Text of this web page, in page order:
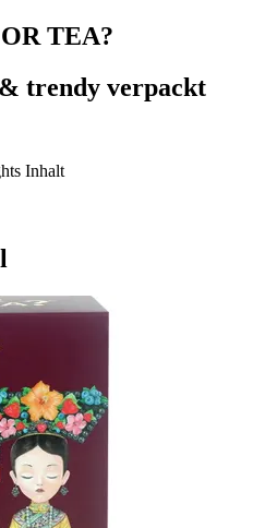
TEA?
trendy verpackt
Inhalt